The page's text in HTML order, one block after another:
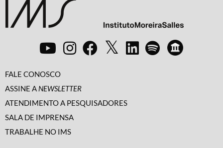
FALE CONOSCO
ASSINE A NEWSLETTER
ATENDIMENTO A PESQUISADORES
SALA DE IMPRENSA
TRABALHE NO IMS